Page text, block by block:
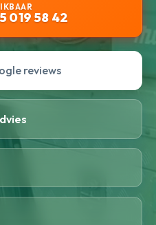
019 58 42
reviews